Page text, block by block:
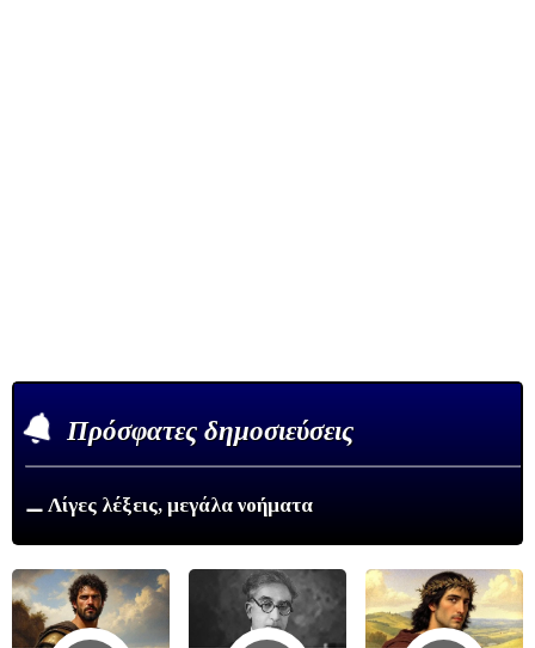
Πρόσφατες δημοσιεύσεις
⚊ Λίγες λέξεις, μεγάλα νοήματα